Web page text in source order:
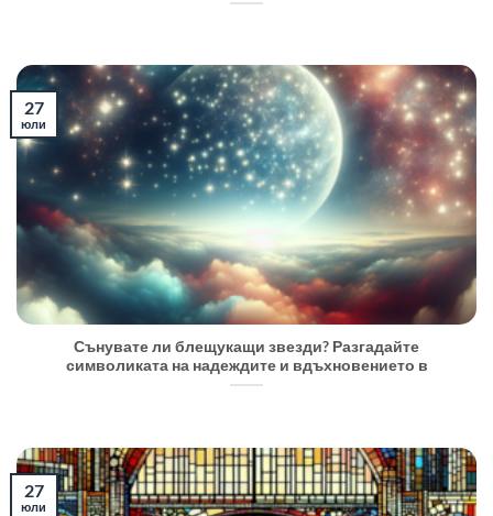
Сънувате ли блещукащи звезди? Разгадайте
символиката на надеждите и вдъхновението в
27
юли
27
юли